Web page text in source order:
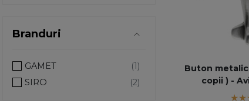
Branduri
GAMET
SIRO
Buton metalic
copii ) -